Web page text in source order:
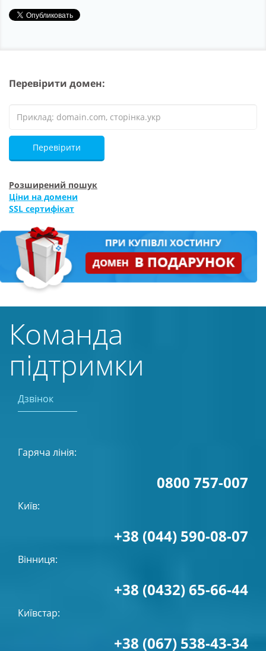
Перевірити домен:
Перевірити
Розширений пошук
Ціни на домени
SSL сертифікат
Команда
підтримки
Дзвінок
Гаряча лінія:
0800 757-007
Київ:
+38 (044) 590-08-07
Вінниця:
+38 (0432) 65-66-44
Київстар:
+38 (067) 538-43-34